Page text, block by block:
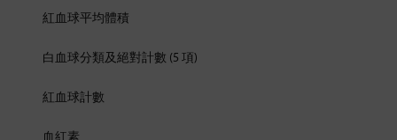
紅血球平均體積
白血球分類及絕對計數 (5 項)
紅血球計數